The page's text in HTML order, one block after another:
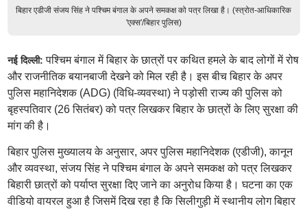
बिहार एडीजी संजय सिंह ने पश्चिम बंगाल के अपने समकक्ष को पत्र लिखा है। (स्त्रोत-आधिकारिक
'एक्स'/बिहार पुलिस)
नई दिल्ली:पश्चिम बंगाल में बिहार के छात्रों पर कथित हमले के बाद लोगों में रोष
और राजनीतिक बयानबाजी देखने को मिल रही है। इस बीच बिहार के अपर
पुलिस महानिदेशक (ADG) (विधि-व्यवस्था) ने पड़ोसी राज्य की पुलिस को
बृहस्पतिवार (26 सितंबर) को पत्र लिखकर बिहार के छात्रों के लिए सुरक्षा की
मांग की है।
बिहार पुलिस मुख्यालय के अनुसार, अपर पुलिस महानिदेशक (एडीजी), कानून
और व्यवस्था, संजय सिंह ने पश्चिम बंगाल के अपने समकक्ष को पत्र लिखकर
बिहारी छात्रों को पर्याप्त सुरक्षा दिए जाने का अनुरोध किया है। घटना का एक
वीडियो वायरल हुआ है जिसमें दिख रहा है कि सिलीगुड़ी में स्थानीय लोग बिहार